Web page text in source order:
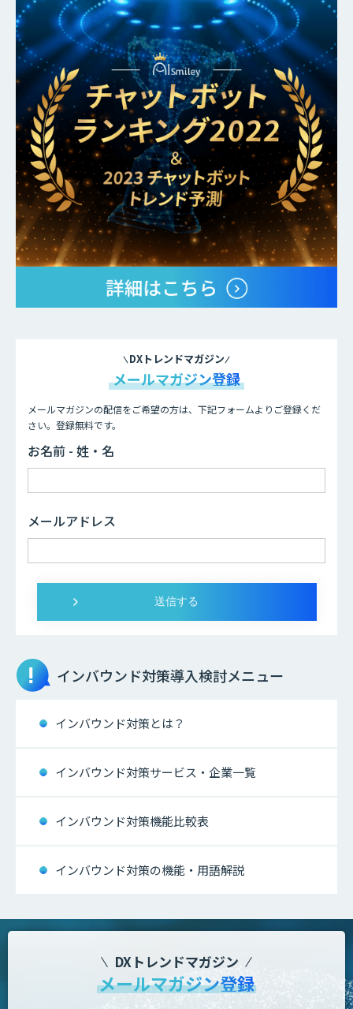
DXトレンドマガジン
メールマガジン登録
メールマガジンの配信をご希望の方は、下記フォームよりご登録くだ
さい。登録無料です。
お名前 - 姓・名
メールアドレス
インバウンド対策導入検討メニュー
インバウンド対策とは？
インバウンド対策サービス・企業一覧
インバウンド対策機能比較表
インバウンド対策の機能・用語解説
DXトレンドマガジン
メールマガジン登録